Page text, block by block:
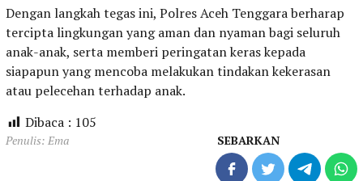
Dengan langkah tegas ini, Polres Aceh Tenggara berharap
tercipta lingkungan yang aman dan nyaman bagi seluruh
anak-anak, serta memberi peringatan keras kepada
siapapun yang mencoba melakukan tindakan kekerasan
atau pelecehan terhadap anak.
Dibaca : 105
Penulis: Ema SEBARKAN